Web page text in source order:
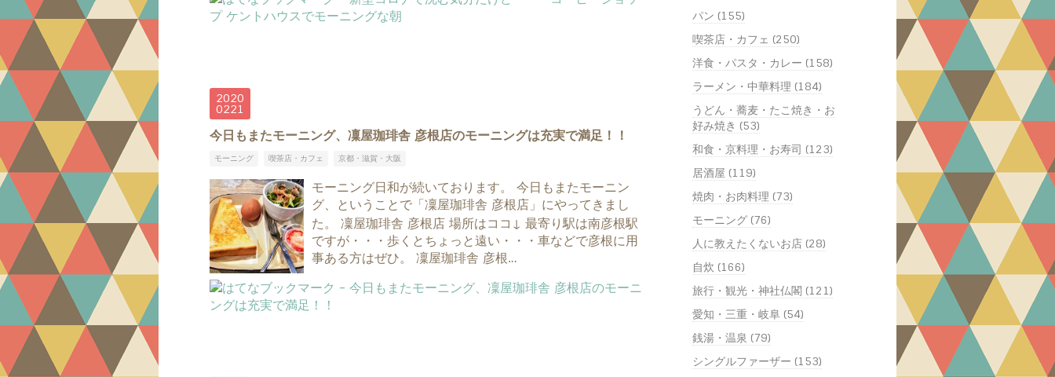
2020
0221
今日もまたモーニング、凜屋珈琲舎 彦根店のモーニングは充実で満足！！
モーニング 喫茶店・カフェ 京都・滋賀・大阪
モーニング日和が続いております。 今日もまたモーニン
グ、ということで「凜屋珈琲舎 彦根店」にやってきまし
た。 凜屋珈琲舎 彦根店 場所はココ↓ 最寄り駅は南彦根駅
ですが・・・歩くとちょっと遠い・・・車などで彦根に用
事ある方はぜひ。 凜屋珈琲舎 彦根…
パン (155)
喫茶店・カフェ (250)
洋食・パスタ・カレー (158)
ラーメン・中華料理 (184)
うどん・蕎麦・たこ焼き・お
好み焼き (53)
和食・京料理・お寿司 (123)
居酒屋 (119)
焼肉・お肉料理 (73)
モーニング (76)
人に教えたくないお店 (28)
自炊 (166)
旅行・観光・神社仏閣 (121)
愛知・三重・岐阜 (54)
銭湯・温泉 (79)
シングルファーザー (153)